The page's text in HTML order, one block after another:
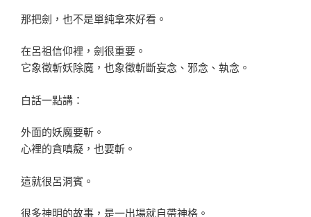
那把劍，也不是單純拿來好看。
在呂祖信仰裡，劍很重要。
它象徵斬妖除魔，也象徵斬斷妄念、邪念、執念。
白話一點講：
外面的妖魔要斬。
心裡的貪嗔癡，也要斬。
這就很呂洞賓。
很多神明的故事，是一出場就自帶神格。